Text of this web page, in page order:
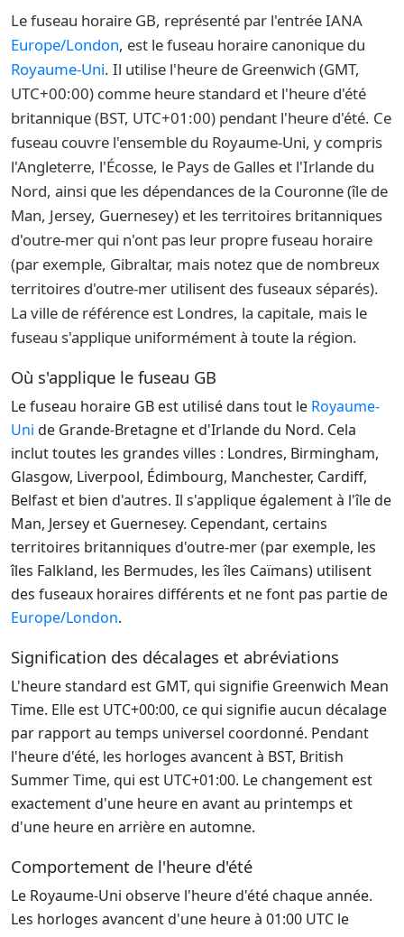
Le fuseau horaire GB, représenté par l'entrée IANA
Europe/London, est le fuseau horaire canonique du
Royaume-Uni. Il utilise l'heure de Greenwich (GMT,
UTC+00:00) comme heure standard et l'heure d'été
britannique (BST, UTC+01:00) pendant l'heure d'été. Ce
fuseau couvre l'ensemble du Royaume-Uni, y compris
l'Angleterre, l'Écosse, le Pays de Galles et l'Irlande du
Nord, ainsi que les dépendances de la Couronne (île de
Man, Jersey, Guernesey) et les territoires britanniques
d'outre-mer qui n'ont pas leur propre fuseau horaire
(par exemple, Gibraltar, mais notez que de nombreux
territoires d'outre-mer utilisent des fuseaux séparés).
La ville de référence est Londres, la capitale, mais le
fuseau s'applique uniformément à toute la région.
Où s'applique le fuseau GB
Le fuseau horaire GB est utilisé dans tout le Royaume-
Uni de Grande-Bretagne et d'Irlande du Nord. Cela
inclut toutes les grandes villes : Londres, Birmingham,
Glasgow, Liverpool, Édimbourg, Manchester, Cardiff,
Belfast et bien d'autres. Il s'applique également à l'île de
Man, Jersey et Guernesey. Cependant, certains
territoires britanniques d'outre-mer (par exemple, les
îles Falkland, les Bermudes, les îles Caïmans) utilisent
des fuseaux horaires différents et ne font pas partie de
Europe/London.
Signification des décalages et abréviations
L'heure standard est GMT, qui signifie Greenwich Mean
Time. Elle est UTC+00:00, ce qui signifie aucun décalage
par rapport au temps universel coordonné. Pendant
l'heure d'été, les horloges avancent à BST, British
Summer Time, qui est UTC+01:00. Le changement est
exactement d'une heure en avant au printemps et
d'une heure en arrière en automne.
Comportement de l'heure d'été
Le Royaume-Uni observe l'heure d'été chaque année.
Les horloges avancent d'une heure à 01:00 UTC le